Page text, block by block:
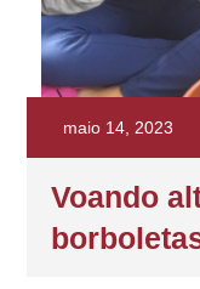
maio 14, 2023
Voando